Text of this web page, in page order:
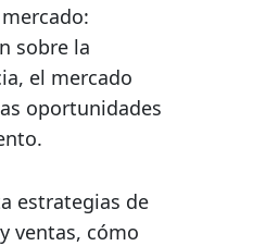
sobre la
el mercado
oportunidades
estrategias de
ventas, cómo